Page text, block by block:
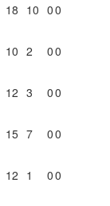
18 10 00
10 2 00
12 3 00
15 7 00
12 1 00